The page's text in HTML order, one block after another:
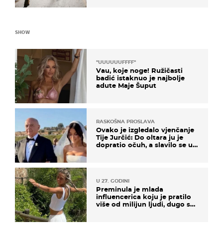
SHOW
"UUUUUUFFFF"
Vau, koje noge! Ružičasti
badić istaknuo je najbolje
adute Maje Šuput
RASKOŠNA PROSLAVA
Ovako je izgledalo vjenčanje
Tije Jurčić: Do oltara ju je
dopratio očuh, a slavilo se uz
U 27. GODINI
Preminula je mlada
influencerica koju je pratilo
više od milijun ljudi, dugo se